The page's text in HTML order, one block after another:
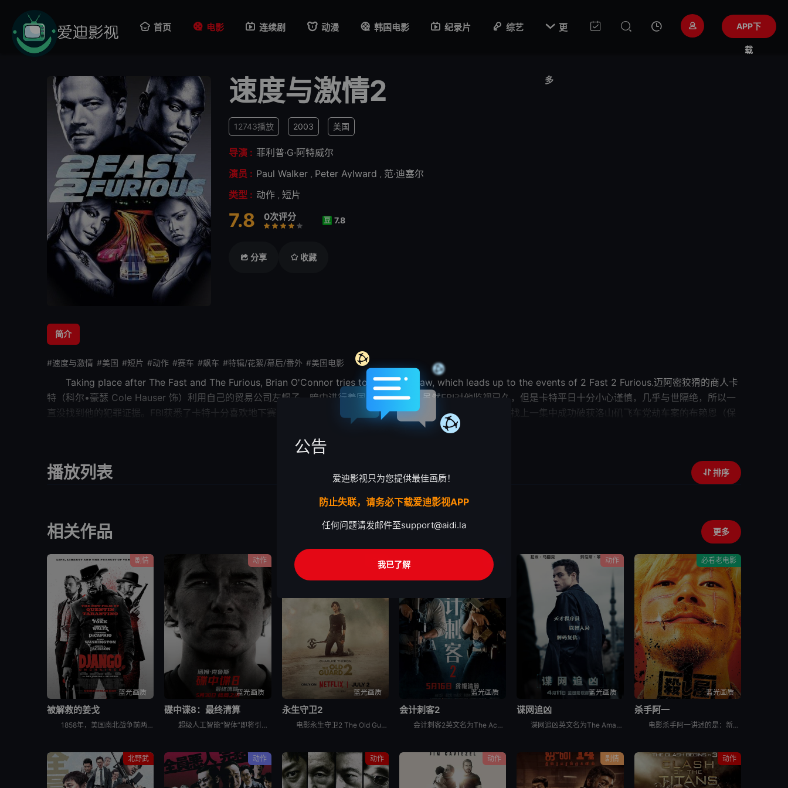
首页 电影 连续剧 动漫 韩国电影 纪录片 综艺  更
多
APP下
载
速度与激情2
12743播放 2003 美国
导演 : 菲利普·G·阿特威尔
演员 : Paul Walker , Peter Aylward , 范·迪塞尔
类型 : 动作 , 短片
7.8 0次评分
很差
较差还行推荐
力荐
豆 7.8
分享 收藏
简介
#速度与激情 #美国 #短片 #动作 #赛车 #飙车 #特辑/花絮/幕后/番外 #美国电影
Taking place after The Fast and The Furious, Brian O'Connor tries to evade the law, which leads up to the events of 2 Fast 2 Furious.迈阿密狡猾的商人卡
特（科尔•豪瑟 Cole Hauser 饰）利用自己的贸易公司左幌子，暗中进行着国际洗钱活动。虽然FBI对他监视已久，但是卡特平日十分小心谨慎，几乎与世隔绝，所以一
直没找到他的犯罪证据。FBI获悉了卡特十分喜欢地下赛车，是当地飞车党的头目。为了获得他的犯罪证据，只好找上一集中成功破获洛山矶飞车党劫车案的布赖恩（保
罗•沃克 Paul Walker 饰）重新出山。 布赖恩凭借出色的车技、和飞车党一起进行犯罪活动很快就赢得了卡特的
的女警梦妮卡（伊娃•门德斯 Eva Mendes 饰）闯进了布赖恩的生活，布赖恩不知不觉中爱上了梦妮卡。梦妮卡已经获得了不少卡特的犯罪证据，但是她和卡特之间的暧
播放列表 排序
相关作品 更多
剧情
蓝光画质
被解救的姜戈
1858年，美国南北战争前两年。德国赏金猎人金·舒尔茨（克里斯托弗·瓦尔兹 Christoph Waltz饰）从贩奴商人手中买下黑奴姜戈（杰米·福克斯 Jamie Foxx饰），让其重获自由。舒尔
动作
蓝光画质
碟中谍8：最终清算
超级人工智能“智体”即将引爆全球核弹危机，把世界推向毁灭边缘。而伊森·亨特（汤姆·克鲁斯 饰）和他的IMF小队在上次行动中遭遇重创，团队濒临分崩离析。虽然伊森已获得关闭“智体”的钥匙，但要彻底消灭
动作
蓝光画质
永生守卫2
电影永生守卫2 The Old Guard 2讲述的是：安蒂（查理兹·塞隆 饰）与不死军团再度集结，展现前所未有的使命感，誓死保护全世界。布克（马提亚斯·修奈尔 饰）背叛后流亡在外，而琼（吴青芸
剧情
蓝光画质
会计刺客2
会计刺客2英文名为The Accountant 2，当一位老友遭到谋杀，只留下一条神秘讯息：“找到那个会计师”，克里斯蒂安·沃尔夫（本·阿弗莱克饰）不得已开始追查此案，并招来了战力惊人的弟弟布莱斯
动作
蓝光画质
谍网追凶
谍网追凶英文名为The Amateur，查理·海勒（拉米·马雷克 Rami Malek 饰）是美国中央情报局一名才华横溢但性格极其内向的密码破译员，在兰利总部的一间地下办公室工作。当他的妻子萨拉（
必看老电影
蓝光画质
杀手阿一
电影杀手阿一讲述的是：新宿歌舞伎町的民宿大厦——“流氓公寓”的山口组蜗居点。黑社会组织安生组的老大安生芳雄与情妇及一亿日圆现金失踪后，流氓公寓每天都有黑道人被杀。外界断定这是传说中的杀手“Ichi
北野武 动作 动作 动作 剧情 动作
公告
爱迪影视只为您提供最佳画质！
防止失联，请务必下载爱迪影视APP
任何问题请发邮件至support@aidi.la
我已了解